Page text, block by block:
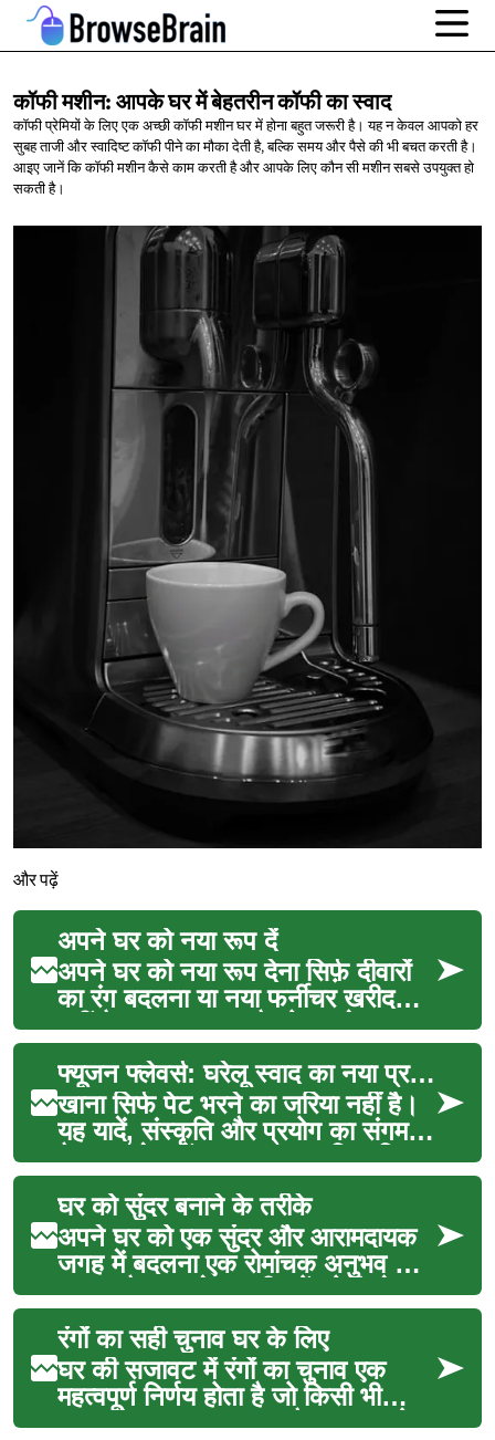
कॉफी मशीन: आपके घर में बेहतरीन कॉफीका स्वाद
कॉफी प्रेमियों के लिए एक अच्छी कॉफी मशीन घर में होना बहुत जरूरी है। यह न केवल आपको हर
सुबह ताजी और स्वादिष्ट कॉफी पीने का मौका देती है, बल्कि समय और पैसे की भी बचत करती है।
आइए जानें कि कॉफी मशीन कैसे काम करती है और आपके लिए कौन सी मशीन सबसे उपयुक्त हो
सकती है।
और पढ़ें
अपने घर को नया रूप दें
अपने घर को नया रूप देना सिर्फ़ दीवारों
का रंग बदलना या नया फर्नीचर खरीदना
नहीं है; यह एक कला है जो आपके
व्यक्तिगत स्व...
फ्यूजन फ्लेवर्स: घरेलू स्वाद का नया प्रयोग
खाना सिर्फ पेट भरने का जरिया नहीं है।
यह यादें, संस्कृति और प्रयोग का संगम
है। इस लेख में हम नए स्वाद, क्रिएटिव
तकनीक...
घर को सुंदर बनाने के तरीके
अपने घर को एक सुंदर और आरामदायक
जगह में बदलना एक रोमांचक अनुभव हो
सकता है। यह केवल दीवारों को रंगने या
नया फर्नीचर खर...
रंगों का सही चुनाव घर के लिए
घर की सजावट में रंगों का चुनाव एक
महत्वपूर्ण निर्णय होता है जो किसी भी
स्थान के समग्र अनुभव और भावना को